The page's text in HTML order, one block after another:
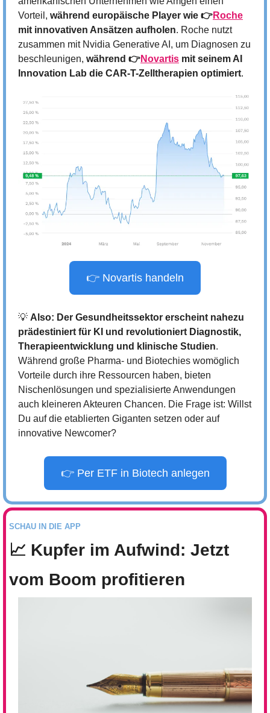
Vorteil, während europäische Player wie 👉Roche
mit innovativen Ansätzen aufholen. Roche nutzt
zusammen mit Nvidia Generative AI, um Diagnosen zu
beschleunigen, während 👉Novartis mit seinem AI
Innovation Lab die CAR-T-Zelltherapien optimiert.
👉 Novartis handeln
💡 Also: Der Gesundheitssektor erscheint nahezu
prädestiniert für KI und revolutioniert Diagnostik,
Therapieentwicklung und klinische Studien.
Während große Pharma- und Biotechies womöglich
Vorteile durch ihre Ressourcen haben, bieten
Nischenlösungen und spezialisierte Anwendungen
auch kleineren Akteuren Chancen. Die Frage ist: Willst
Du auf die etablierten Giganten setzen oder auf
innovative Newcomer?
👉 Per ETF in Biotech anlegen
SCHAU IN DIE APP
📈 Kupfer im Aufwind: Jetzt
vom Boom profitieren